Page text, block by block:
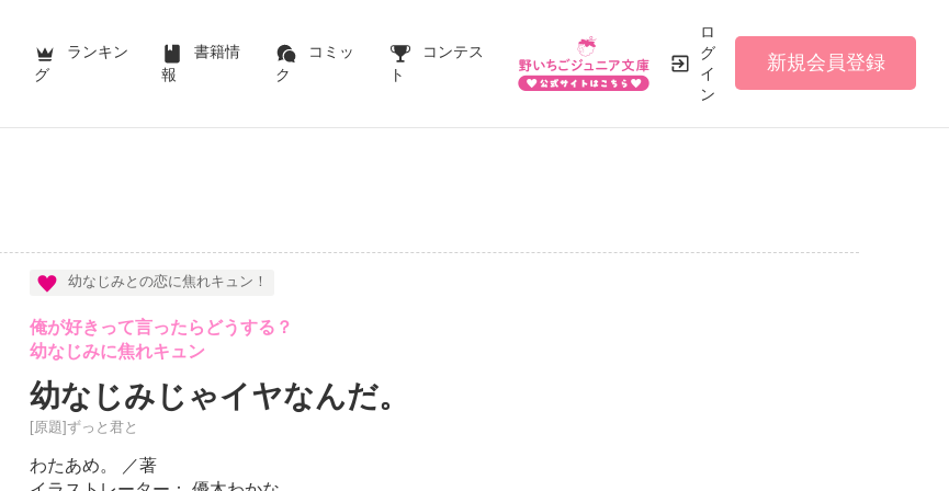
ランキン
グ
書籍情
報
コミッ
ク
コンテス
ト
ロ
グ
イ
ン
新規会員登録
幼なじみとの恋に焦れキュン！
俺が好きって言ったらどうする？
幼なじみに焦れキュン
幼なじみじゃイヤなんだ。
[原題]ずっと君と
わたあめ。
／著